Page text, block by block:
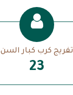
24
تفريج كرب كبار السن